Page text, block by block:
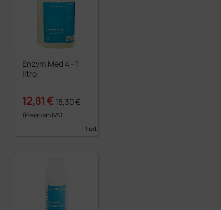
Enzym Med 4 - 1
litro
12,81 €18,30 €
(Precio sin IVA)
1 ud.